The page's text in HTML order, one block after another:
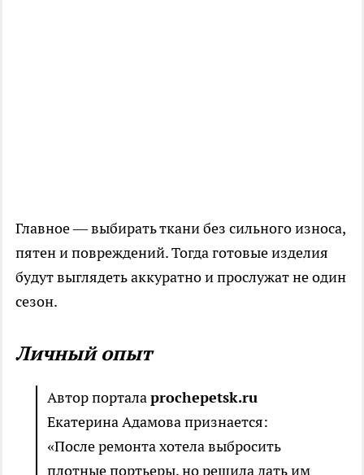
Главное — выбирать ткани без сильного износа,
пятен и повреждений. Тогда готовые изделия
будут выглядеть аккуратно и прослужат не один
сезон.
Личный опыт
Автор порталаprochepetsk.ru
Екатерина Адамова признается:
«После ремонта хотела выбросить
плотные портьеры, но решила дать им